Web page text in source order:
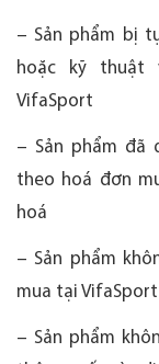
– Sản phẩm bị
hoặc kỹ thuật
VifaSport
– Sản phẩm đã
theo hoá đơn
hoá
– Sản phẩm
mua tại VifaSport
– Sản phẩm